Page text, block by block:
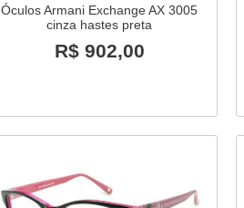
Óculos Armani Exchange AX 3005
cinza hastes preta
R$ 902,00